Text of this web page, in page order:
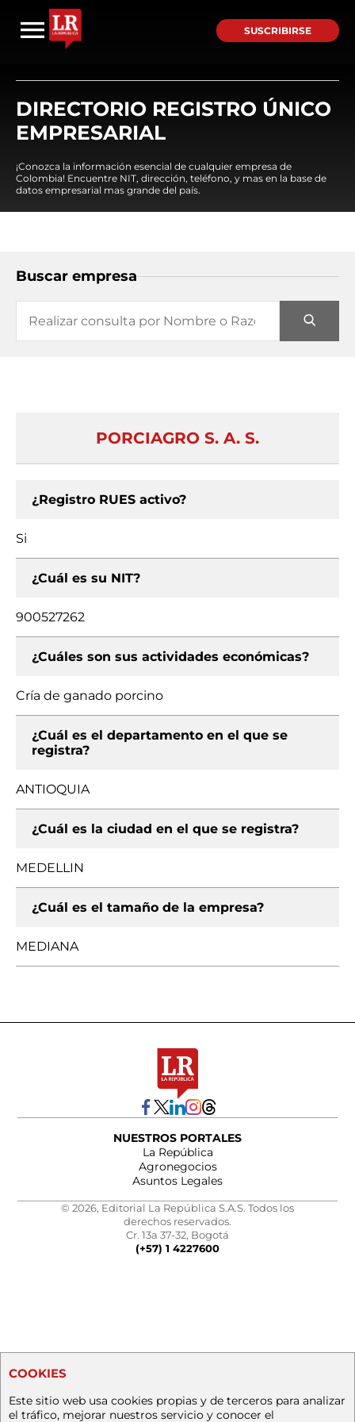
SUSCRIBIRSE
DIRECTORIO REGISTRO ÚNICO
EMPRESARIAL
¡Conozca la información esencial de cualquier empresa de
Colombia! Encuentre NIT, dirección, teléfono, y mas en la base de
datos empresarial mas grande del país.
Buscar empresa
PORCIAGRO S. A. S.
¿Registro RUES activo?
Si
¿Cuál es su NIT?
900527262
¿Cuáles son sus actividades económicas?
Cría de ganado porcino
¿Cuál es el departamento en el que se
registra?
ANTIOQUIA
¿Cuál es la ciudad en el que se registra?
MEDELLIN
¿Cuál es el tamaño de la empresa?
MEDIANA
NUESTROS PORTALES
La República
Agronegocios
Asuntos Legales
© 2026, Editorial La República S.A.S. Todos los
derechos reservados.
Cr. 13a 37-32, Bogotá
(+57) 1 4227600
COOKIES
Este sitio web usa cookies propias y de terceros para analizar
el tráfico, mejorar nuestros servicio y conocer el